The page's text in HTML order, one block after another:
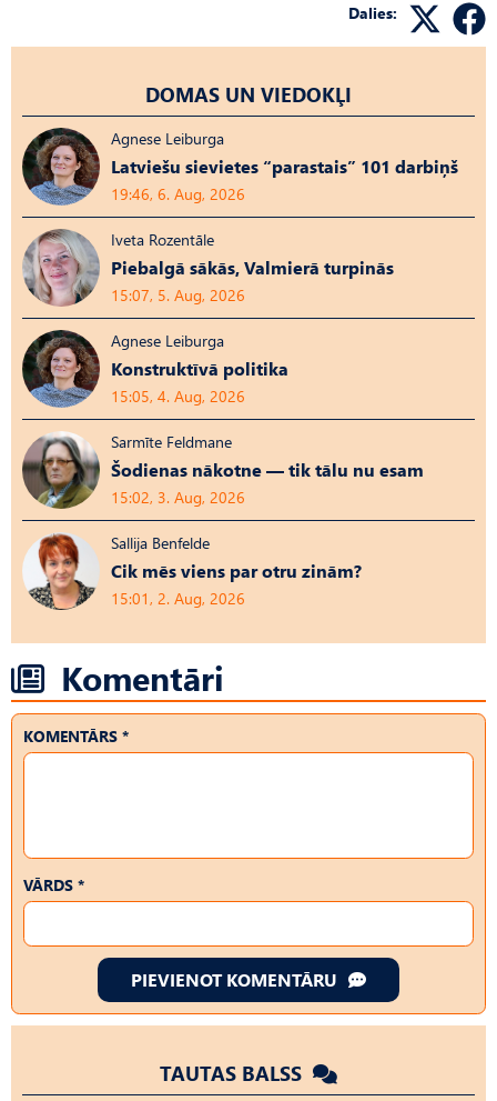
Dalies:
DOMAS UN VIEDOKĻI
Agnese Leiburga
Latviešu sievietes “parastais” 101 darbiņš
19:46, 6. Aug, 2026
Iveta Rozentāle
Piebalgā sākās, Valmierā turpinās
15:07, 5. Aug, 2026
Agnese Leiburga
Konstruktīvā politika
15:05, 4. Aug, 2026
Sarmīte Feldmane
Šodienas nākotne — tik tālu nu esam
15:02, 3. Aug, 2026
Sallija Benfelde
Cik mēs viens par otru zinām?
15:01, 2. Aug, 2026
Komentāri
KOMENTĀRS *
VĀRDS *
PIEVIENOT KOMENTĀRU
TAUTAS BALSS